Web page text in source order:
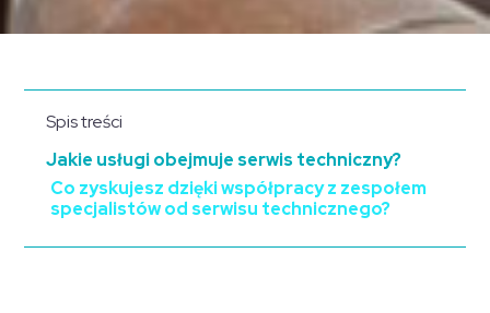
Spis treści
Jakie usługi obejmuje serwis techniczny?
Co zyskujesz dzięki współpracy z zespołem
specjalistów od serwisu technicznego?